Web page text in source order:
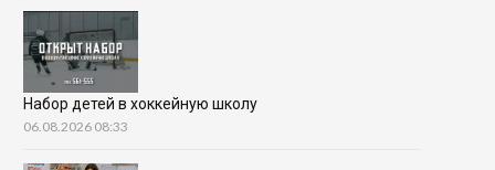
Набор детей в хоккейную школу
06.08.2026 08:33